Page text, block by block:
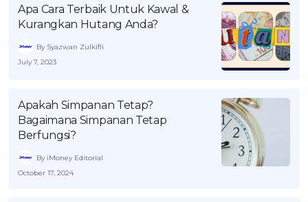
Apa Cara Terbaik Untuk Kawal &
Kurangkan Hutang Anda?
By Syazwan Zulkifli
July 7, 2023
Apakah Simpanan Tetap?
Bagaimana Simpanan Tetap
Berfungsi?
By iMoney Editorial
October 17, 2024